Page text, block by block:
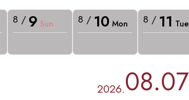
8 / 9 Sun 8 / 10 Mon 8 / 11 Tue
2026.08.07